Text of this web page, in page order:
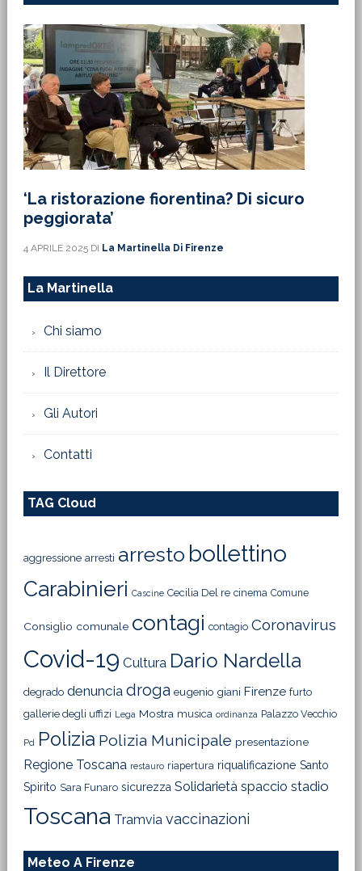
‘La ristorazione fiorentina? Di sicuro
peggiorata’
4 APRILE 2025DI La Martinella Di Firenze
La Martinella
Chi siamo
Il Direttore
Gli Autori
Contatti
TAG Cloud
aggressione arresti arresto bollettino
Carabinieri Cascine Cecilia Del re cinema Comune
Consiglio comunale contagi contagio Coronavirus
Covid-19 Cultura Dario Nardella
degrado denuncia droga eugenio giani Firenze furto
gallerie degli uffizi Lega Mostra musica ordinanza Palazzo Vecchio
Pd Polizia Polizia Municipale presentazione
Regione Toscana restauro riapertura riqualificazione Santo
Spirito Sara Funaro sicurezza Solidarietà spaccio stadio
Toscana Tramvia vaccinazioni
Meteo A Firenze